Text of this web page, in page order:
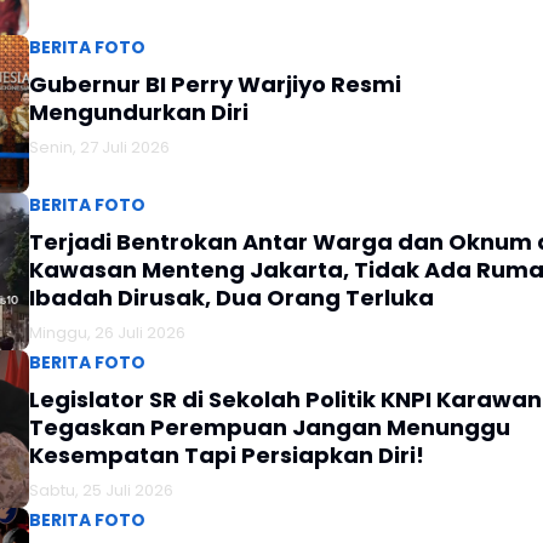
BERITA FOTO
Gubernur BI Perry Warjiyo Resmi
Mengundurkan Diri
Senin, 27 Juli 2026
BERITA FOTO
Terjadi Bentrokan Antar Warga dan Oknum
Kawasan Menteng Jakarta, Tidak Ada
Ibadah Dirusak, Dua Orang Terluka
Minggu, 26 Juli 2026
BERITA FOTO
Legislator SR di Sekolah Politik KNPI
Tegaskan Perempuan Jangan Menunggu
Kesempatan Tapi Persiapkan Diri!
Sabtu, 25 Juli 2026
BERITA FOTO